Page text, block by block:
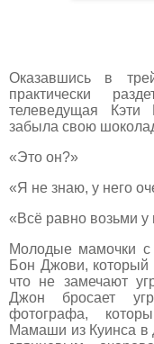
Оказавшись в
практически
телеведущая
забыла свою
«Это он?»
«Я не знаю, у него
«Всё равно возьми у
Молодые мамочки с
Бон Джови, который
что не замечают
Джон бросает
фотографа,
Мамаши из Куинса в